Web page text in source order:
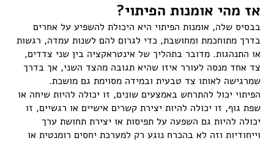
אז מהי אומנות הפיתוי?
בבסיס שלה, אומנות הפיתוי היא היכולת להשפיע על אחרים
בדרך מתוחכמת ומחושבת, כדי לגרום להם לשנות עמדה, רגשות
או התנהגות. מדובר בתהליך של אינטראקציה בין שני צדדים,
צד אחד מנסה לעורר איזו שהיא תגובה מהצד השני, אך בדרך
שמרגישה לאותו צד טבעית ובמידה מסוימת גם מושכת.
הפיתוי יכול להתרחש באמצעים שונים, זו יכולה להיות שיחה או
שפת גוף, זו יכולה להיות יצירת קשרים אישיים או רגשיים, זו
יכולה להיות גם השפעה על תפיסות או יצירת תחושת ערך
וייחודיות וזה לא בהכרח נוגע רק למערכת יחסים רומנטית או